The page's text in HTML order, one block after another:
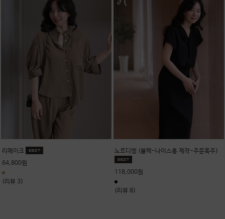
리메이크
64,800원
(리뷰 3)
노르디엥 (블랙-나이스홍 제작-주문폭주)
118,000원
(리뷰 8)